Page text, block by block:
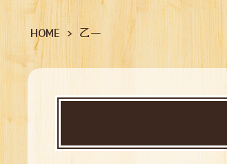
HOME > 乙一